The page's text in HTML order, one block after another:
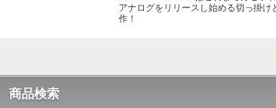
アナログをリリースし始める切っ掛け
作！
商品検索